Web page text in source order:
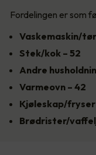
Fordelingen er som
Vaskemaskin/
Stek/kok – 52
Andre
Varmeovn – 42
Kjøleskap/fryser
Brødrister/